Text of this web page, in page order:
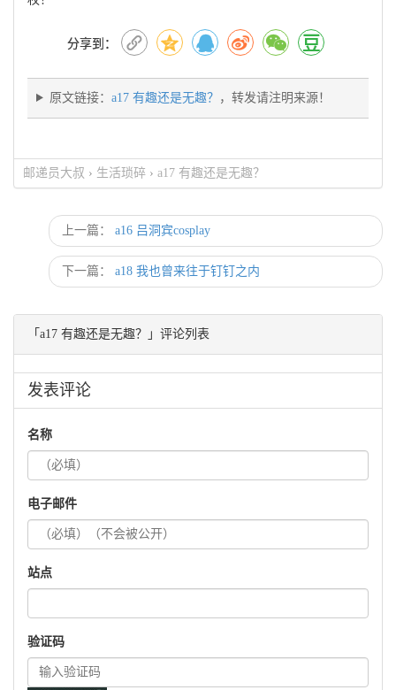
分享到：
原文链接： a17 有趣还是无趣？ ，转发请注明来源！
邮递员大叔 › 生活琐碎 › a17 有趣还是无趣？
上一篇： a16 吕洞宾cosplay
下一篇： a18 我也曾来往于钉钉之内
「a17 有趣还是无趣？」评论列表
发表评论
名称
电子邮件
站点
验证码